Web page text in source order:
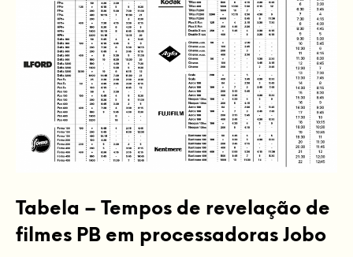
Tabela – Tempos de revelação de
filmes PB em processadoras Jobo